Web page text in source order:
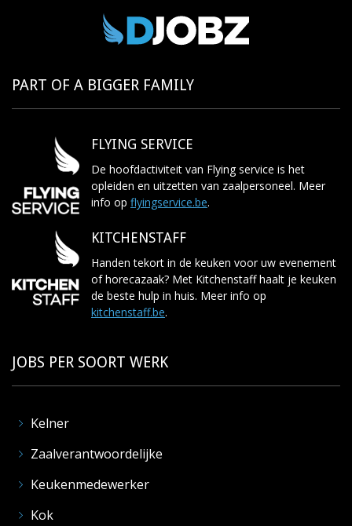
PART OF A BIGGER FAMILY
FLYING SERVICE
De hoofdactiviteit van Flying service is het
opleiden en uitzetten van zaalpersoneel. Meer
info op flyingservice.be.
KITCHENSTAFF
Handen tekort in de keuken voor uw evenement
of horecazaak? Met Kitchenstaff haalt je keuken
de beste hulp in huis. Meer info op
kitchenstaff.be.
JOBS PER SOORT WERK
Kelner
Zaalverantwoordelijke
Keukenmedewerker
Kok